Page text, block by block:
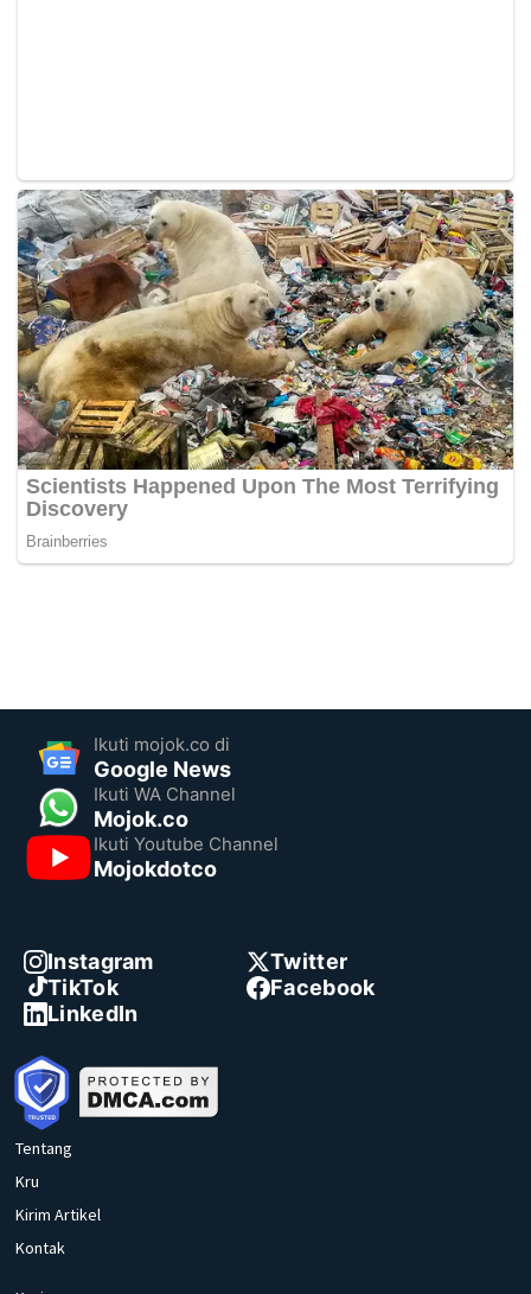
Ikuti mojok.co di
Google News
Ikuti WA Channel
Mojok.co
Ikuti Youtube Channel
Mojokdotco
Instagram
Twitter
TikTok
Facebook
LinkedIn
Tentang
Kru
Kirim Artikel
Kontak